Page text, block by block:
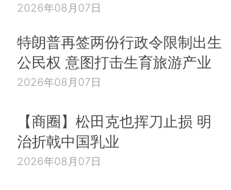
2026年08月07日
特朗普再签两份行政令限制出生
公民权 意图打击生育旅游产业
2026年08月07日
【商圈】松田克也挥刀止损 明
治折戟中国乳业
2026年08月07日